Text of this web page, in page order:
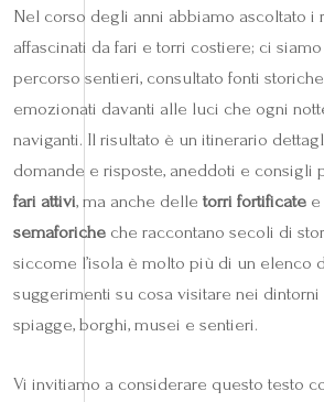
Nel corso degli anni abbiamo ascoltato i
affascinati da fari e torri costiere; ci
percorso sentieri, consultato fonti
emozionati davanti alle luci che ogni
naviganti. Il risultato è un itinerario
domande e risposte, aneddoti e consigli
fari attivi, ma anche delle torri fortificate
semaforiche che raccontano secoli di
siccome l’isola è molto più di un elenco
suggerimenti su cosa visitare nei
spiagge, borghi, musei e sentieri.
Vi invitiamo a considerare questo testo